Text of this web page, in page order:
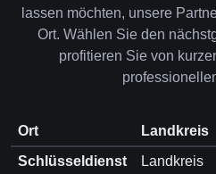
lassen möchten, unsere
Ort. Wählen Sie den
profitieren Sie von
Ort Landkreis
Schlüsseldienst
Landkreis